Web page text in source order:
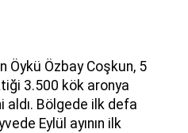
Öykü Özbay Coşkun, 5
3.500 kök aronya
aldı. Bölgede ilk defa
Eylül ayının ilk